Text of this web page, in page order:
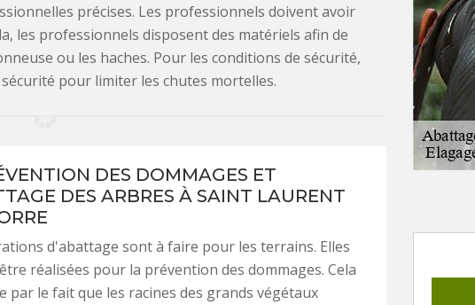
précises. Les professionnels doivent avoir
les professionnels disposent des matériels afin de
ou les haches. Pour les conditions de sécurité,
pour limiter les chutes mortelles.
DES DOMMAGES ET
DES ARBRES À SAINT LAURENT
d'abattage sont à faire pour les terrains. Elles
réalisées pour la prévention des dommages. Cela
par le fait que les racines des grands végétaux